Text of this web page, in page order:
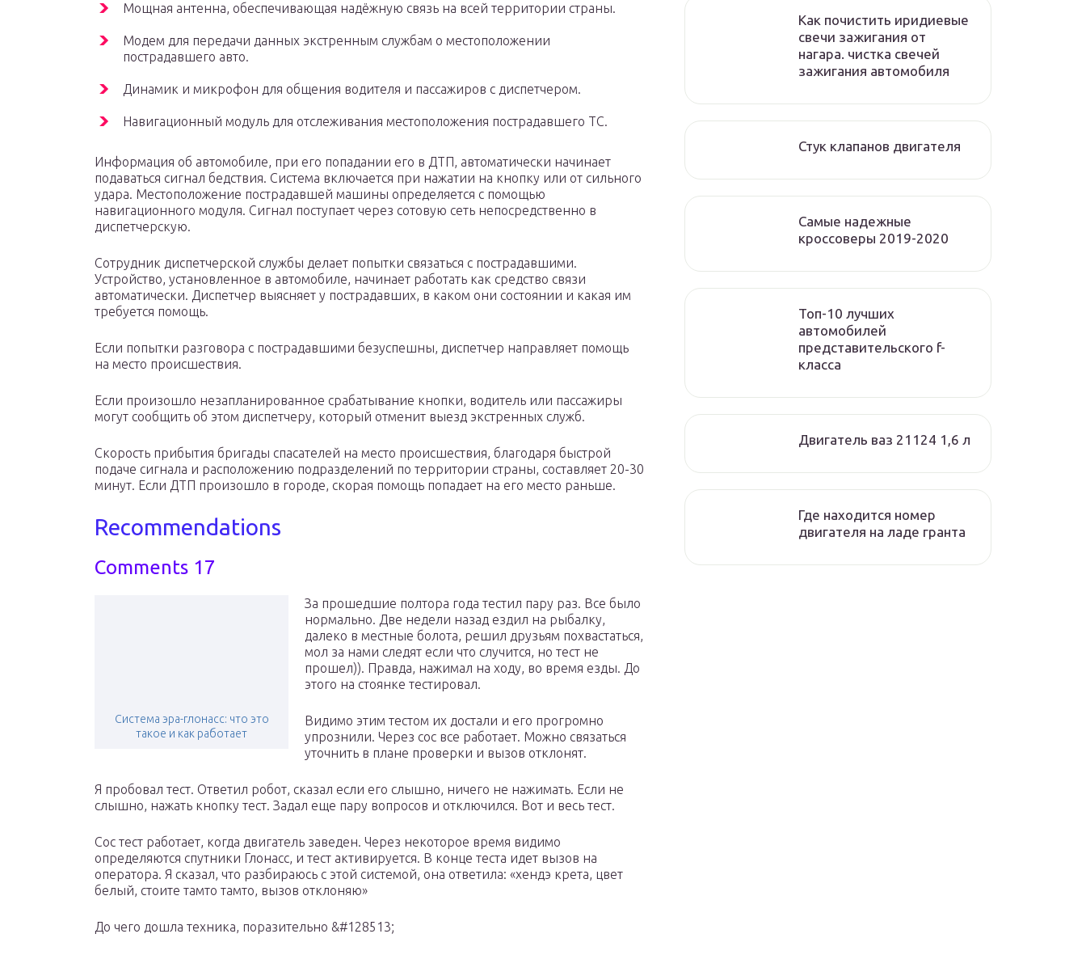
Мощная антенна, обеспечивающая надёжную связь на всей территории страны.
Модем для передачи данных экстренным службам о местоположении
пострадавшего авто.
Динамик и микрофон для общения водителя и пассажиров с диспетчером.
Навигационный модуль для отслеживания местоположения пострадавшего ТС.
Информация об автомобиле, при его попадании его в ДТП, автоматически начинает
подаваться сигнал бедствия. Система включается при нажатии на кнопку или от сильного
удара. Местоположение пострадавшей машины определяется с помощью
навигационного модуля. Сигнал поступает через сотовую сеть непосредственно в
диспетчерскую.
Сотрудник диспетчерской службы делает попытки связаться с пострадавшими.
Устройство, установленное в автомобиле, начинает работать как средство связи
автоматически. Диспетчер выясняет у пострадавших, в каком они состоянии и какая им
требуется помощь.
Если попытки разговора с пострадавшими безуспешны, диспетчер направляет помощь
на место происшествия.
Если произошло незапланированное срабатывание кнопки, водитель или пассажиры
могут сообщить об этом диспетчеру, который отменит выезд экстренных служб.
Скорость прибытия бригады спасателей на место происшествия, благодаря быстрой
подаче сигнала и расположению подразделений по территории страны, составляет 20-30
минут. Если ДТП произошло в городе, скорая помощь попадает на его место раньше.
Recommendations
Comments 17
Система эра-глонасс: что это
такое и как работает
За прошедшие полтора года тестил пару раз. Все было
нормально. Две недели назад ездил на рыбалку,
далеко в местные болота, решил друзьям похвастаться,
мол за нами следят если что случится, но тест не
прошел)). Правда, нажимал на ходу, во время езды. До
этого на стоянке тестировал.
Видимо этим тестом их достали и его прогромно
упрознили. Через сос все работает. Можно связаться
уточнить в плане проверки и вызов отклонят.
Я пробовал тест. Ответил робот, сказал если его слышно, ничего не нажимать. Если не
слышно, нажать кнопку тест. Задал еще пару вопросов и отключился. Вот и весь тест.
Сос тест работает, когда двигатель заведен. Через некоторое время видимо
определяются спутники Глонасс, и тест активируется. В конце теста идет вызов на
оператора. Я сказал, что разбираюсь с этой системой, она ответила: «хендэ крета, цвет
белый, стоите тамто тамто, вызов отклоняю»
До чего дошла техника, поразительно &#128513;
Как почистить иридиевые
свечи зажигания от
нагара. чистка свечей
зажигания автомобиля
Стук клапанов двигателя
Самые надежные
кроссоверы 2019-2020
Топ-10 лучших
автомобилей
представительского f-
класса
Двигатель ваз 21124 1,6 л
Где находится номер
двигателя на ладе гранта